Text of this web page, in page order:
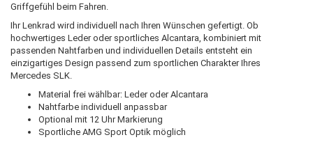
Griffgefühl beim Fahren.
Ihr Lenkrad wird individuell nach Ihren Wünschen gefertigt. Ob
hochwertiges Leder oder sportliches Alcantara, kombiniert mit
passenden Nahtfarben und individuellen Details entsteht ein
einzigartiges Design passend zum sportlichen Charakter Ihres
Mercedes SLK.
Material frei wählbar: Leder oder Alcantara
Nahtfarbe individuell anpassbar
Optional mit 12 Uhr Markierung
Sportliche AMG Sport Optik möglich